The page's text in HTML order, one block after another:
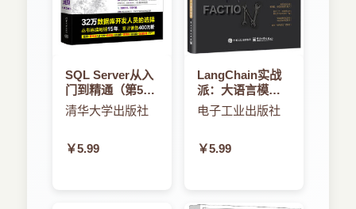
SQL Server从入
门到精通（第5
版）
清华大学出版社
￥5.99
LangChain实战
派：大语言模型
+LangChain+向
量数据库
电子工业出版社
￥5.99